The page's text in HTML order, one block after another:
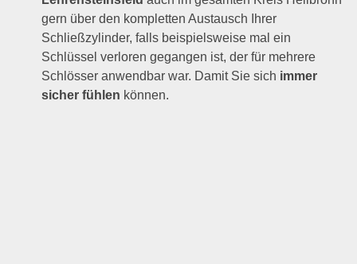
gern über den kompletten Austausch Ihrer
Schließzylinder, falls beispielsweise mal ein
Schlüssel verloren gegangen ist, der für mehrere
Schlösser anwendbar war. Damit Sie sich immer
sicher fühlen können.